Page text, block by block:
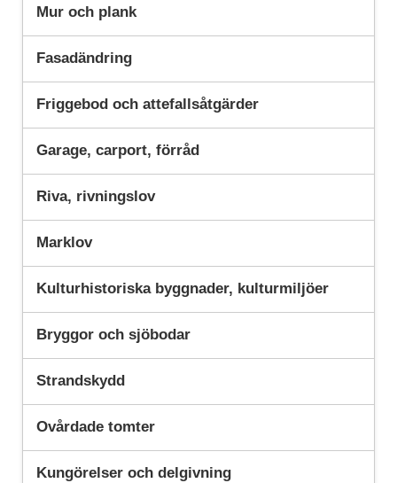
Mur och plank
Fasadändring
Friggebod och attefallsåtgärder
Garage, carport, förråd
Riva, rivningslov
Marklov
Kulturhistoriska byggnader, kulturmiljöer
Bryggor och sjöbodar
Strandskydd
Ovårdade tomter
Kungörelser och delgivning